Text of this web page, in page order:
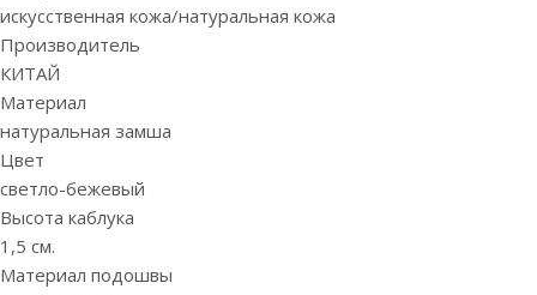
искусственная кожа/натуральная кожа
Производитель
КИТАЙ
Материал
натуральная замша
Цвет
светло-бежевый
Высота каблука
1,5 см.
Материал подошвы